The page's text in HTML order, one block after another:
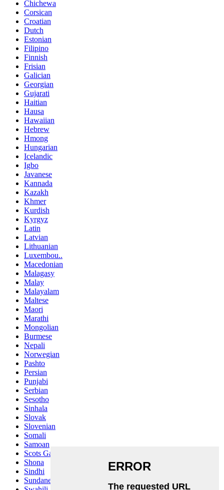
Chichewa
Corsican
Croatian
Dutch
Estonian
Filipino
Finnish
Frisian
Galician
Georgian
Gujarati
Haitian
Hausa
Hawaiian
Hebrew
Hmong
Hungarian
Icelandic
Igbo
Javanese
Kannada
Kazakh
Khmer
Kurdish
Kyrgyz
Latin
Latvian
Lithuanian
Luxembou..
Macedonian
Malagasy
Malay
Malayalam
Maltese
Maori
Marathi
Mongolian
Burmese
Nepali
Norwegian
Pashto
Persian
Punjabi
Serbian
Sesotho
Sinhala
Slovak
Slovenian
Somali
Samoan
Scots Gaelic
Shona
Sindhi
Sundanese